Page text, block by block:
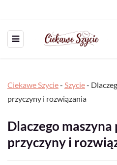
Ciekawe Szycie- Szycie-
przyczyny i rozwiązania
Dlaczego maszyna
przyczyny i